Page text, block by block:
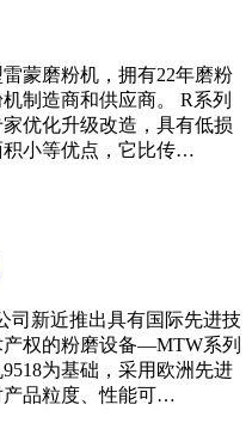
蒙磨粉机，拥有22年磨粉
制造商和供应商。 R系列
优化升级改造，具有低损
积小等优点，它比传…
司新近推出具有国际先进技
权的粉磨设备—MTW系列
为基础，采用欧洲先进
产品粒度、性能可…